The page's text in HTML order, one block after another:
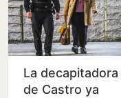
La decapitadora
de Castro ya